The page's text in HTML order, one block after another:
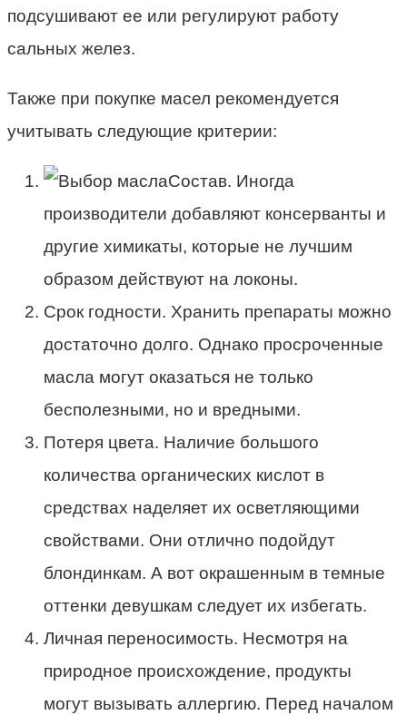
подсушивают ее или регулируют работу
сальных желез.
Также при покупке масел рекомендуется
учитывать следующие критерии:
Состав. Иногда
производители добавляют консерванты и
другие химикаты, которые не лучшим
образом действуют на локоны.
Срок годности. Хранить препараты можно
достаточно долго. Однако просроченные
масла могут оказаться не только
бесполезными, но и вредными.
Потеря цвета. Наличие большого
количества органических кислот в
средствах наделяет их осветляющими
свойствами. Они отлично подойдут
блондинкам. А вот окрашенным в темные
оттенки девушкам следует их избегать.
Личная переносимость. Несмотря на
природное происхождение, продукты
могут вызывать аллергию. Перед началом